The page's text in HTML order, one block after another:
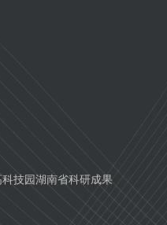
技园湖南省科研成果